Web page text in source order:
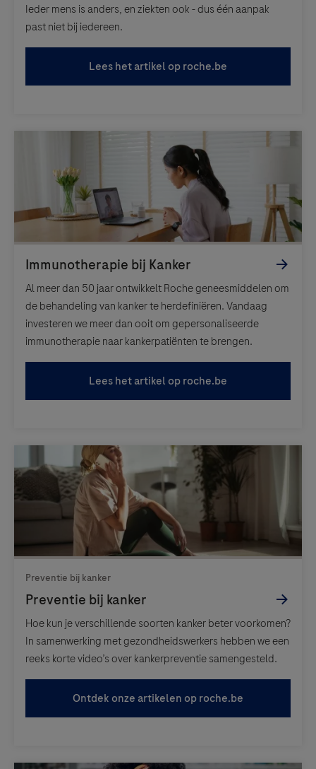
Ieder mens is anders, en ziekten ook - dus één aanpak
past niet bij iedereen.
Lees het artikel op roche.be
Al meer dan 50 jaar ontwikkelt Roche geneesmiddelen om
de behandeling van kanker te herdefiniëren. Vandaag
investeren we meer dan ooit om gepersonaliseerde
immunotherapie naar kankerpatiënten te brengen.
Lees het artikel op roche.be
Hoe kun je verschillende soorten kanker beter voorkomen?
In samenwerking met gezondheidswerkers hebben we een
reeks korte video’s over kankerpreventie samengesteld.
Ontdek onze artikelen op roche.be